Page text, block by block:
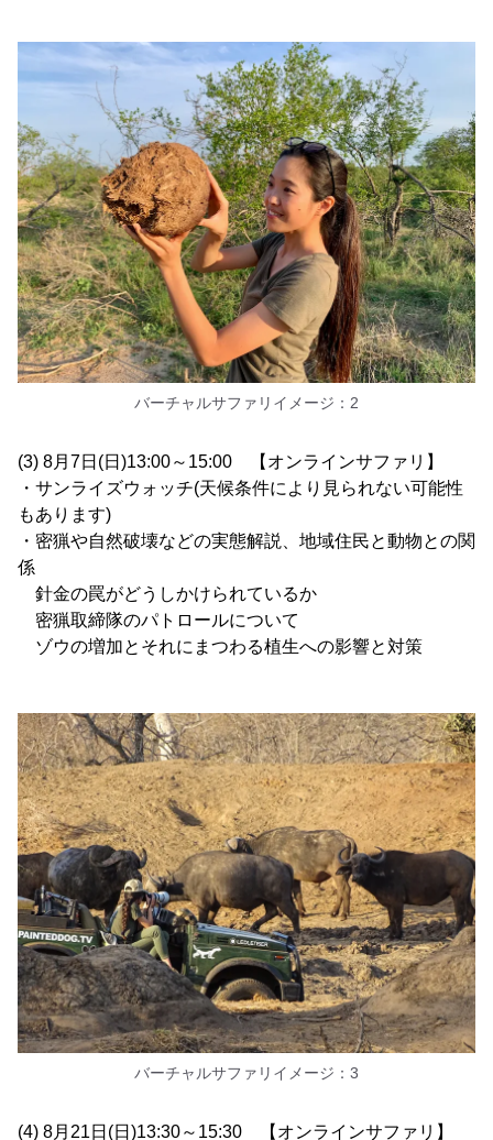
バーチャルサファリイメージ：2
(3) 8月7日(日)13:00～15:00 【オンラインサファリ】
・サンライズウォッチ(天候条件により見られない可能性
もあります)
・密猟や自然破壊などの実態解説、地域住民と動物との関
係
針金の罠がどうしかけられているか
密猟取締隊のパトロールについて
ゾウの増加とそれにまつわる植生への影響と対策
バーチャルサファリイメージ：3
(4) 8月21日(日)13:30～15:30 【オンラインサファリ】